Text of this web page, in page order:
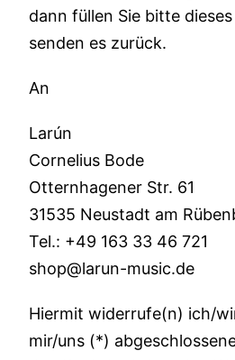
dann füllen Sie bitte
senden es zurück.
An
Larún
Cornelius Bode
Otternhagener Str. 61
31535 Neustadt am
Tel.: +49 163 33 46 721
shop@larun-music.de
Hiermit widerrufe(n) ich/
mir/uns (*)